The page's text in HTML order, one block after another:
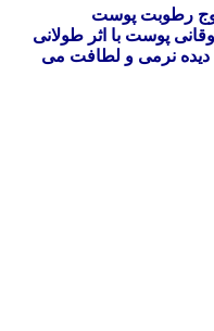
رطوبت پوست
پوست با اثر طولانی
نرمی و لطافت می